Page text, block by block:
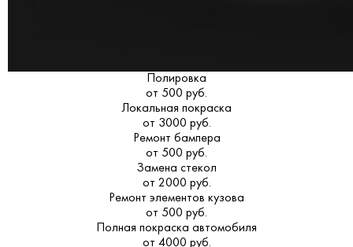
Полировка
от 500 руб.
Локальная покраска
от 3000 руб.
Ремонт бампера
от 500 руб.
Замена стекол
от 2000 руб.
Ремонт элементов кузова
от 500 руб.
Полная покраска автомобиля
от 4000 руб.